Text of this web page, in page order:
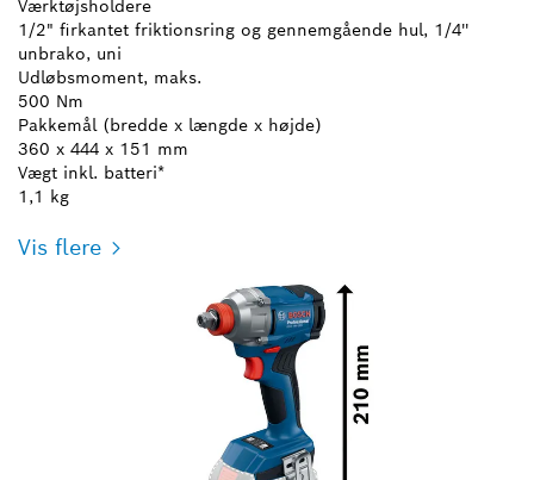
Værktøjsholdere
1/2" firkantet friktionsring og gennemgående hul, 1/4''
unbrako, uni
Udløbsmoment, maks.
500 Nm
Pakkemål (bredde x længde x højde)
360 x 444 x 151 mm
Vægt inkl. batteri*
1,1 kg
Vis flere